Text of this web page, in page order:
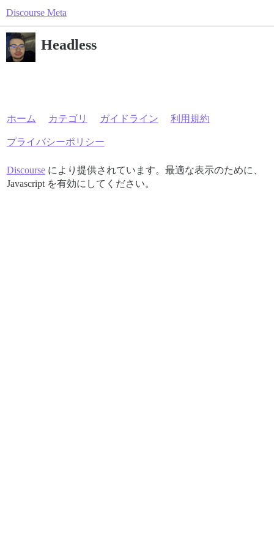
Discourse Meta
Headless
ホーム カテゴリ ガイドライン 利用規約
プライバシーポリシー
Discourseにより提供されています。最適な表示のために、
Javascript を有効にしてください。